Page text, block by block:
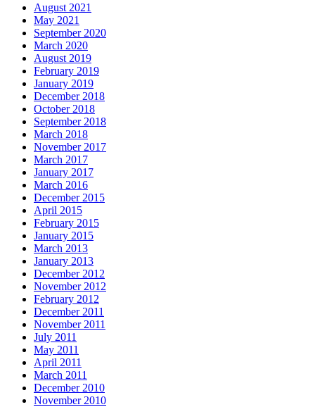
August 2021
May 2021
September 2020
March 2020
August 2019
February 2019
January 2019
December 2018
October 2018
September 2018
March 2018
November 2017
March 2017
January 2017
March 2016
December 2015
April 2015
February 2015
January 2015
March 2013
January 2013
December 2012
November 2012
February 2012
December 2011
November 2011
July 2011
May 2011
April 2011
March 2011
December 2010
November 2010